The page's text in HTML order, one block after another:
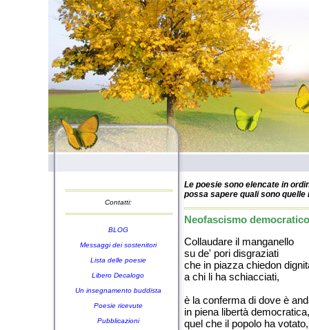
Contatti:
BLOG
Messaggi dei sostenitori
Lista delle poesie
Libero Decalogo
Un insegnamento buddista
Poesie ricevute
Pubblicazioni
Le poesie sono elencate in
possa sapere quali sono
Neofascismo
Collaudare il manganello
su de' pori disgraziati
che in piazza chiedon
a chi li ha schiacciati,
è la conferma di dove è
in piena libertà democratica,
quel che il popolo ha votato,